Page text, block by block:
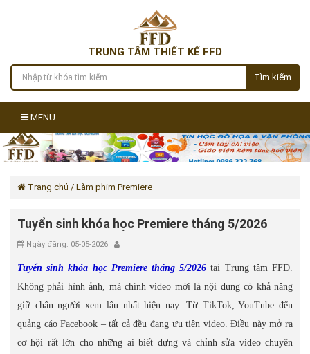
TRUNG TÂM THIẾT KẾ FFD
Tìm kiếm
MENU
Trang chủ / Làm phim Premiere
Tuyển sinh khóa học Premiere tháng 5/2026
Ngày đăng: 05-05-2026 |
Tuyển sinh khóa học Premiere tháng 5/2026 tại Trung tâm FFD.
Không phải hình ảnh, mà chính video mới là nội dung có khả năng
giữ chân người xem lâu nhất hiện nay. Từ TikTok, YouTube đến
quảng cáo Facebook – tất cả đều đang ưu tiên video. Điều này mở ra
cơ hội rất lớn cho những ai biết dựng và chỉnh sửa video chuyên